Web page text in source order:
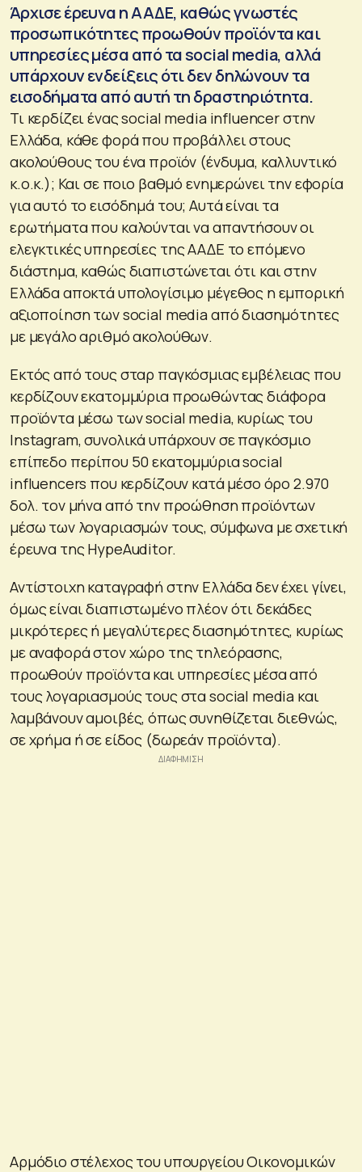
Άρχισε έρευνα η ΑΑΔΕ, καθώς γνωστές
προσωπικότητες προωθούν προϊόντα και
υπηρεσίες μέσα από τα social media, αλλά
υπάρχουν ενδείξεις ότι δεν δηλώνουν τα
εισοδήματα από αυτή τη δραστηριότητα.
Τι κερδίζει ένας social media influencer στην
Ελλάδα, κάθε φορά που προβάλλει στους
ακολούθους του ένα προϊόν (ένδυμα, καλλυντικό
κ.ο.κ.); Και σε ποιο βαθμό ενημερώνει την εφορία
για αυτό το εισόδημά του; Αυτά είναι τα
ερωτήματα που καλούνται να απαντήσουν οι
ελεγκτικές υπηρεσίες της ΑΑΔΕ το επόμενο
διάστημα, καθώς διαπιστώνεται ότι και στην
Ελλάδα αποκτά υπολογίσιμο μέγεθος η εμπορική
αξιοποίηση των social media από διασημότητες
με μεγάλο αριθμό ακολούθων.
Εκτός από τους σταρ παγκόσμιας εμβέλειας που
κερδίζουν εκατομμύρια προωθώντας διάφορα
προϊόντα μέσω των social media, κυρίως του
Instagram, συνολικά υπάρχουν σε παγκόσμιο
επίπεδο περίπου 50 εκατομμύρια social
influencers που κερδίζουν κατά μέσο όρο 2.970
δολ. τον μήνα από την προώθηση προϊόντων
μέσω των λογαριασμών τους, σύμφωνα με σχετική
έρευνα της HypeAuditor.
Αντίστοιχη καταγραφή στην Ελλάδα δεν έχει γίνει,
όμως είναι διαπιστωμένο πλέον ότι δεκάδες
μικρότερες ή μεγαλύτερες διασημότητες, κυρίως
με αναφορά στον χώρο της τηλεόρασης,
προωθούν προϊόντα και υπηρεσίες μέσα από
τους λογαριασμούς τους στα social media και
λαμβάνουν αμοιβές, όπως συνηθίζεται διεθνώς,
σε χρήμα ή σε είδος (δωρεάν προϊόντα).
Αρμόδιο στέλεχος του υπουργείου Οικονομικών